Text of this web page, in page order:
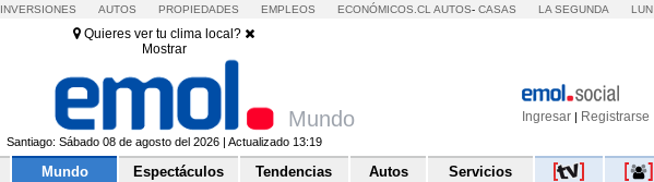
INVERSIONES AUTOS PROPIEDADES EMPLEOS ECONÓMICOS.CL AUTOS- CASAS LA SEGUNDA LUN
Quieres ver tu clima local?
Mostrar
Ingresar | Registrarse
Mundo
Santiago: Sábado 08 de agosto del 2026 | Actualizado 13:19
Mundo Espectáculos Tendencias Autos Servicios